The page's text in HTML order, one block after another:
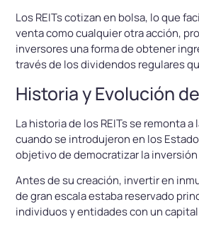
Los REITs cotizan en bolsa, lo que
venta como cualquier otra acción,
inversores una forma de obtener
través de los dividendos regulares
Historia y Evolución
La historia de los REITs se remonta a
cuando se introdujeron en los
objetivo de democratizar la
Antes de su creación, invertir en
de gran escala estaba reservado
individuos y entidades con un